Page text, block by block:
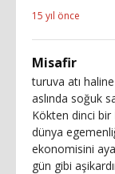
15 yıl önce
Misafir
turuva atı
aslında soğuk
Kökten dinci bir
dünya
ekonomisini
gün gibi